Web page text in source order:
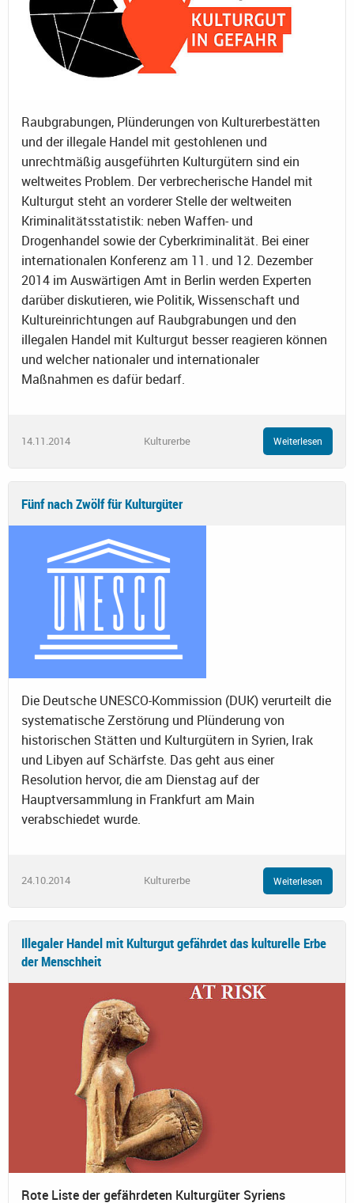
Raubgrabungen, Plünderungen von Kulturerbestätten
und der illegale Handel mit gestohlenen und
unrechtmäßig ausgeführten Kulturgütern sind ein
weltweites Problem. Der verbrecherische Handel mit
Kulturgut steht an vorderer Stelle der weltweiten
Kriminalitätsstatistik: neben Waffen- und
Drogenhandel sowie der Cyberkriminalität. Bei einer
internationalen Konferenz am 11. und 12. Dezember
2014 im Auswärtigen Amt in Berlin werden Experten
darüber diskutieren, wie Politik, Wissenschaft und
Kultureinrichtungen auf Raubgrabungen und den
illegalen Handel mit Kulturgut besser reagieren können
und welcher nationaler und internationaler
Maßnahmen es dafür bedarf.
14.11.2014 Kulturerbe Weiterlesen
Fünf nach Zwölf für Kulturgüter
Die Deutsche UNESCO-Kommission (DUK) verurteilt die
systematische Zerstörung und Plünderung von
historischen Stätten und Kulturgütern in Syrien, Irak
und Libyen auf Schärfste. Das geht aus einer
Resolution hervor, die am Dienstag auf der
Hauptversammlung in Frankfurt am Main
verabschiedet wurde.
24.10.2014 Kulturerbe Weiterlesen
Illegaler Handel mit Kulturgut gefährdet das kulturelle Erbe
der Menschheit
Rote Liste der gefährdeten Kulturgüter Syriens